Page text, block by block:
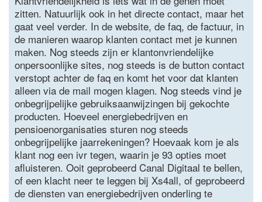
zitten. Natuurlijk ook in het directe contact, maar het
gaat veel verder. In de website, de faq, de factuur, in
de manieren waarop klanten contact met je kunnen
maken. Nog steeds zijn er klantonvriendelijke
onpersoonlijke sites, nog steeds is de button contact
verstopt achter de faq en komt het voor dat klanten
alleen via de mail mogen klagen. Nog steeds vind je
onbegrijpelijke gebruiksaanwijzingen bij gekochte
producten. Hoeveel energiebedrijven en
pensioenorganisaties sturen nog steeds
onbegrijpelijke jaarrekeningen? Hoevaak kom je als
klant nog een ivr tegen, waarin je 93 opties moet
afluisteren. Ooit geprobeerd Canal Digitaal te bellen,
of een klacht neer te leggen bij Xs4all, of geprobeerd
de diensten van energiebedrijven onderling te